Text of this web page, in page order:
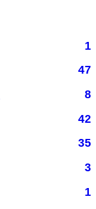
1
47
8
42
35
3
1